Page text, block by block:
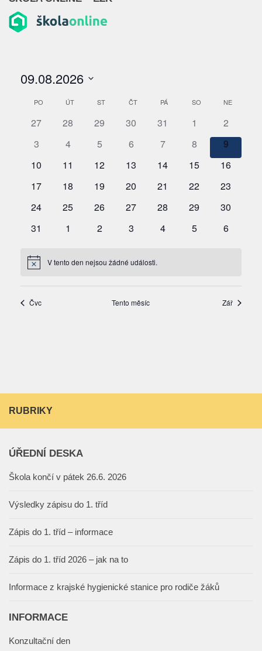
RUBRIKY
ÚŘEDNÍ DESKA
Škola končí v pátek 26.6. 2026
Výsledky zápisu do 1. tříd
Zápis do 1. tříd – informace
Zápis do 1. tříd 2026 – jak na to
Informace z krajské hygienické stanice pro rodiče žáků
INFORMACE
Konzultační den